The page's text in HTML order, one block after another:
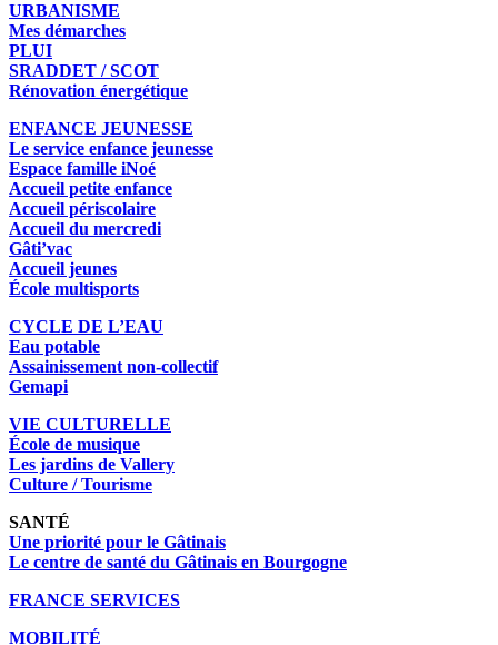
URBANISME
Mes démarches
PLUI
SRADDET / SCOT
Rénovation énergétique
ENFANCE JEUNESSE
Le service enfance jeunesse
Espace famille iNoé
Accueil petite enfance
Accueil périscolaire
Accueil du mercredi
Gâti’vac
Accueil jeunes
École multisports
CYCLE DE L’EAU
Eau potable
Assainissement non-collectif
Gemapi
VIE CULTURELLE
École de musique
Les jardins de Vallery
Culture / Tourisme
SANTÉ
Une priorité pour le Gâtinais
Le centre de santé du Gâtinais en Bourgogne
FRANCE SERVICES
MOBILITÉ